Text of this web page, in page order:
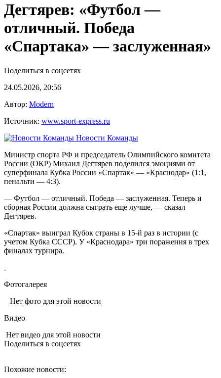
Дегтярев: «Футбол —
отличный. Победа
«Спартака» — заслуженная»
Поделиться в соцсетях
24.05.2026, 20:56
Автор: Modern
Источник: www.sport-express.ru
Новости Команды
Министр спорта РФ и председатель Олимпийского комитета
России (ОКР) Михаил Дегтярев поделился эмоциями от
суперфинала Кубка России «Спартак» — «Краснодар» (1:1,
пенальти — 4:3).
— Футбол — отличный. Победа — заслуженная. Теперь и
сборная России должна сыграть еще лучше, — сказал
Дегтярев.
«Спартак» выиграл Кубок страны в 15-й раз в истории (с
учетом Кубка СССР). У «Краснодара» три поражения в трех
финалах турнира.
Фотогалерея
Нет фото для этой новости
Видео
Нет видео для этой новости
Поделиться в соцсетях
Похожие новости: